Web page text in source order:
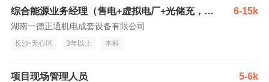
综合能源业务经理（售电+虚拟电厂+光储充，3-4人） 6-15k
湖南一德正通机电成套设备有限公司
长沙-天心区 3年以上 本科
项目现场管理人员 5-6k